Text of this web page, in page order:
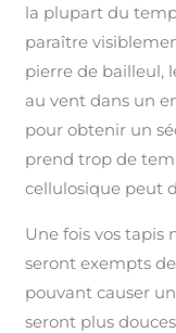
la plupart du
paraître
pierre de bailleul,
au vent dans un
pour obtenir un
prend trop de
cellulosique peut
Une fois vos tapis
seront exempts
pouvant causer
seront plus